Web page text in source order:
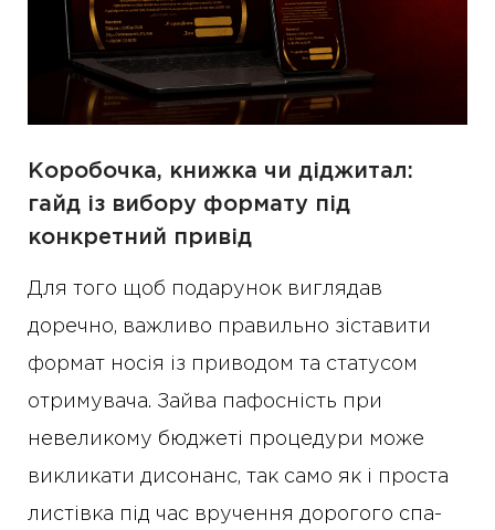
Коробочка, книжка чи діджитал:
гайд із вибору формату під
конкретний привід
Для того щоб подарунок виглядав
доречно, важливо правильно зіставити
формат носія із приводом та статусом
отримувача. Зайва пафосність при
невеликому бюджеті процедури може
викликати дисонанс, так само як і проста
листівка під час вручення дорогого спа-